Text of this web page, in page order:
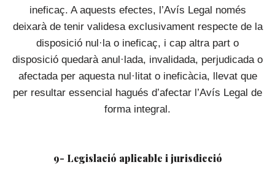
ineficaç. A aquests efectes, l’Avís Legal només
deixarà de tenir validesa exclusivament respecte de la
disposició nul·la o ineficaç, i cap altra part o
disposició quedarà anul·lada, invalidada, perjudicada o
afectada per aquesta nul·litat o ineficàcia, llevat que
per resultar essencial hagués d’afectar l’Avís Legal de
forma integral.
9- Legislació aplicable i jurisdicció